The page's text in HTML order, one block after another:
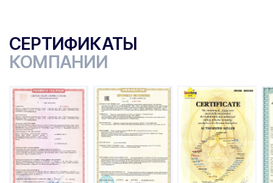
СЕРТИФИКАТЫ
КОМПАНИИ